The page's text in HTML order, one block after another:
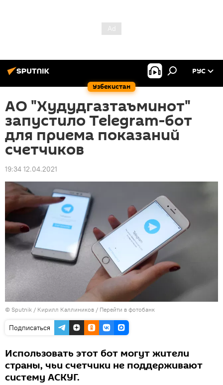
Узбекистан
РУС
АО "Худудгазтаъминот"
запустило Telegram-бот
для приема показаний
счетчиков
19:34 12.04.2021
© Sputnik / Кирилл Каллиников / Перейти в фотобанк
Подписаться
Использовать этот бот могут жители
страны, чьи счетчики не поддерживают
систему АСКУГ.